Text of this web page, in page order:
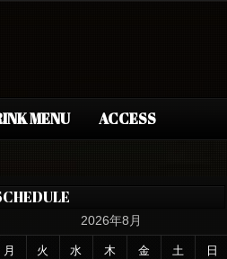
MENU ACCESS
2026年8月
月 火 水 木 金 土 日